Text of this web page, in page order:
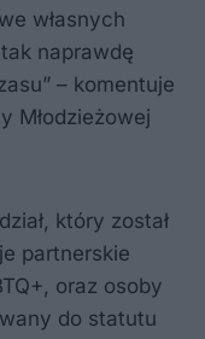
własnych
naprawdę
– komentuje
Młodzieżowej
który został
partnerskie
oraz osoby
do statutu